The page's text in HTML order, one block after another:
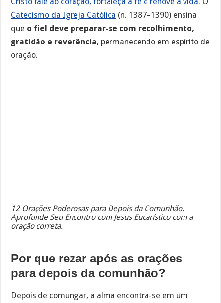
Catecismo da Igreja Católica (n. 1387–1390) ensina
que o fiel deve preparar-se com recolhimento,
gratidão e reverência, permanecendo em espírito de
oração.
12 Orações Poderosas para Depois da Comunhão:
Aprofunde Seu Encontro com Jesus Eucarístico com a
oração correta.
Por que rezar após as orações
para depois da comunhão?
Depois de comungar, a alma encontra-se em um